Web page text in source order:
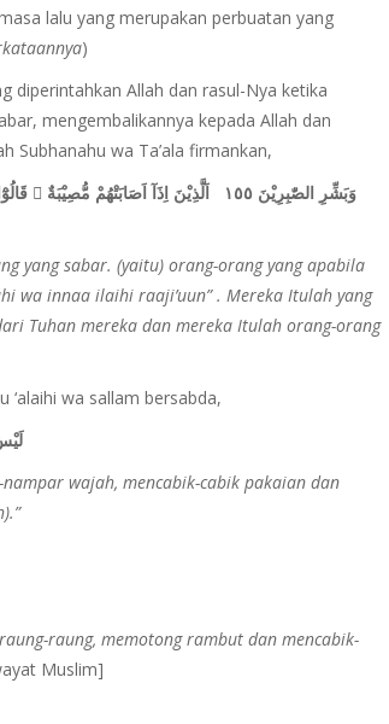
lalu yang merupakan perbuatan yang
)
diperintahkan Allah dan rasul-Nya ketika
mengembalikannya kepada Allah dan
Subhanahu wa Ta’ala firmankan,
yang sabar. (yaitu) orang-orang yang apabila
wa innaa ilaihi raaji’uun” . Mereka Itulah yang
Tuhan mereka dan mereka Itulah orang-orang
wa sallam bersabda,
wajah, mencabik-cabik pakaian dan
raung, memotong rambut dan mencabik-
Muslim]